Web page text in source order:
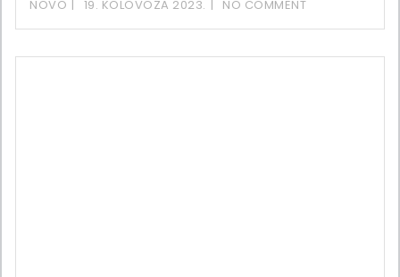
NOVO 19. KOLOVOZA 2023. NO COMMENT